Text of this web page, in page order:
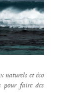
naturels et éco
pour faire des